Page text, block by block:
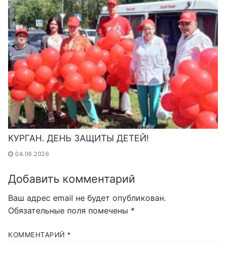
КУРГАН. ДЕНЬ ЗАЩИТЫ ДЕТЕЙ!
04.06.2026
Добавить комментарий
Ваш адрес email не будет опубликован.
Обязательные поля помечены *
КОММЕНТАРИЙ *